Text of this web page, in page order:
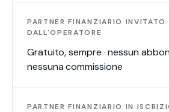
PARTNER FINANZIARIO INVITATO
DALL'OPERATORE
Gratuito, sempre · nessun
nessuna commissione
PARTNER FINANZIARIO IN